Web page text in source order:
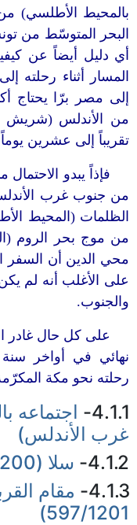
بالمحيط الأطلسي)
البحر المتوسّط من
أي دليل أيضاً عن
المسار أثناء
إلى مصر برّا يحتاج
من الأندلس (شريش
تقريباً إلى عشرين
فإذاً يبدو
من جنوب غرب
الظلمات (المحيط
من موج بحر الروم
محي الدين أن السفر
على الأغلب أنه لم
والجنوب.
على كل حال غادر
رحلته نحو مكة
4.1.1-
اجتماعه
غرب الأندلس)
4.1.2-
سلا (597/1200)
4.1.3-
مقام
597/1201)